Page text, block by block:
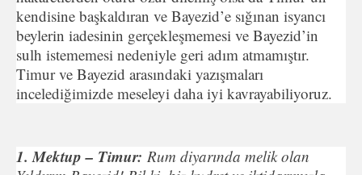
kendisine başkaldıran ve Bayezid’e sığınan isyancı
beylerin iadesinin gerçekleşmemesi ve Bayezid’in
sulh istememesi nedeniyle geri adım atmamıştır.
Timur ve Bayezid arasındaki yazışmaları
incelediğimizde meseleyi daha iyi kavrayabiliyoruz.
1. Mektup – Timur: Rum diyarında melik olan